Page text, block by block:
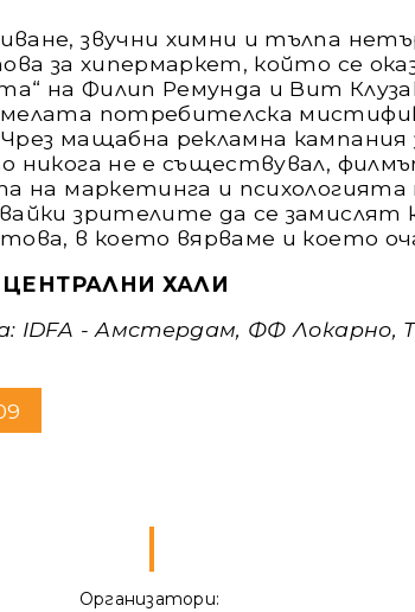
звучни химни и тълпа
за хипермаркет, който се
на Филип Ремунда и Вит
потребителска
мащабна рекламна кампания
никога не е съществувал,
на маркетинга и психологията
зрителите да се замислят
в което вярваме и което
ЦЕНТРАЛНИ ХАЛИ
IDFA - Амстердам, ФФ Локарно,
Организатори: